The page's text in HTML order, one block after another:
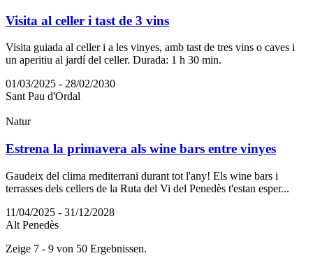
Visita al celler i tast de 3 vins
Visita guiada al celler i a les vinyes, amb tast de tres vins o caves i
un aperitiu al jardí del celler. Durada: 1 h 30 min.
01/03/2025 - 28/02/2030
Sant Pau d'Ordal
Natur
Estrena la primavera als wine bars entre vinyes
Gaudeix del clima mediterrani durant tot l'any! Els wine bars i
terrasses dels cellers de la Ruta del Vi del Penedès t'estan esper...
11/04/2025 - 31/12/2028
Alt Penedès
Zeige 7 - 9 von 50 Ergebnissen.